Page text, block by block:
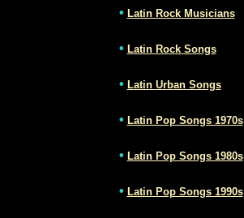
• Latin Rock Musicians
• Latin Rock Songs
• Latin Urban Songs
• Latin Pop Songs 1970s
• Latin Pop Songs 1980s
• Latin Pop Songs 1990s